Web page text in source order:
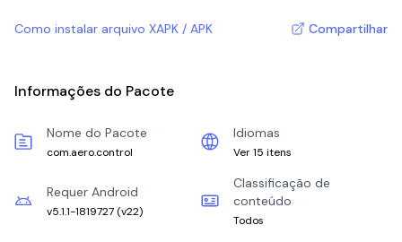
Como instalar arquivo XAPK / APK Compartilhar
Informações do Pacote
Nome do Pacote
com.aero.control
Idiomas
Ver 15 itens
Requer Android
v5.1.1-1819727 (v22)
Classificação de
conteúdo
Todos